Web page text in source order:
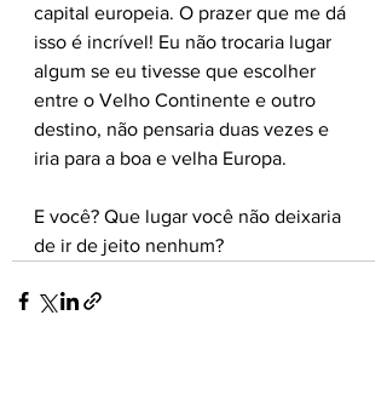
capital europeia. O prazer que me dá
isso é incrível! Eu não trocaria lugar
algum se eu tivesse que escolher
entre o Velho Continente e outro
destino, não pensaria duas vezes e
iria para a boa e velha Europa.
E você? Que lugar você não deixaria
de ir de jeito nenhum?